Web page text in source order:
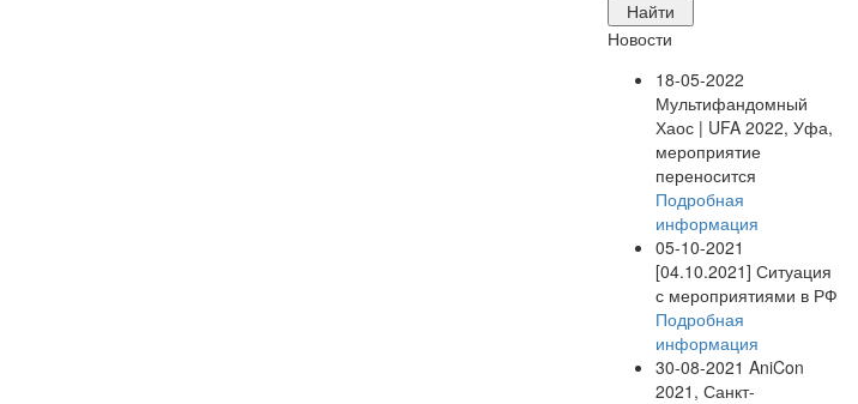
Новости
18-05-2022
Мультифандомный
Хаос | UFA 2022, Уфа,
мероприятие
переносится
Подробная
информация
05-10-2021
[04.10.2021] Ситуация
с мероприятиями в РФ
Подробная
информация
30-08-2021 AniCon
2021, Санкт-